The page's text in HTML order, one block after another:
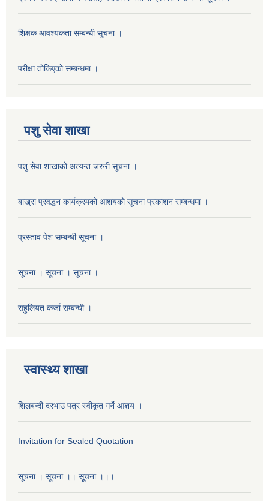
शिक्षक आवश्यकता सम्बन्धी सूचना ।
परीक्षा ताेकिएकाे सम्बन्धमा ।
पशु सेवा शाखा
पशु सेवा शाखाको अत्यन्त जरुरी सूचना ।
बाख्रा प्रवद्धन कार्यक्रमको आशयको सूचना प्रकाशन सम्बन्धमा ।
प्रस्ताव पेश सम्बन्धी सूचना ।
सूचना । सूचना । सूचना ।
सहुलियत कर्जा सम्बन्धी ।
स्वास्थ्य शाखा
शिलबन्दी दरभाउ पत्र स्वीकृत गर्ने आशय ।
Invitation for Sealed Quotation
सूचना । सूचना ।। सूूचना ।।।